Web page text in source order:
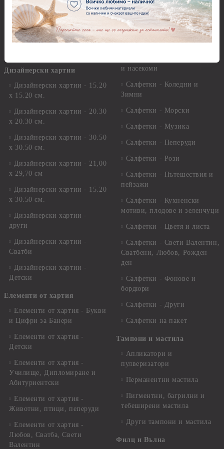
Лепила
Краклета и медиуми
Шаблони
Дизайнерски хартии
Дизайнерски хартии - 15.20
х 15.20 см.
Дизайнерски хартии - 20.30
х 20.30 см.
Дизайнерски хартии - 30.50
х 30.50 см.
Дизайнерски хартии - 21,00
х 29,70 см
Дизайнерски хартии - 15.20
x 30.50 см.
Дизайнерски хартии -
други
Дизайнерски хартии -
Сватби
Дизайнерски хартии -
Детски
Елементи от хартия
Елементи от хартия - Букви
и Цифри за Банери
Елементи от хартия -
Детски
Елементи от хартия -
Училище, Дипломиране и
Абитуриентски
Елементи от хартия -
Животни, птици, пеперуди
Елементи от хартия -
Любов, Сватба, Свети
Валентин
Салфетки
Салфетки - Великден
Салфетки - Детски
Салфетки - Животни, птици
и насекоми
Салфетки - Коледни и
Зимни
Салфетки - Морски
Салфетки - Музика
Салфетки - Пеперуди
Салфетки - Рози
Салфетки - Пътешествия и
пейзажи
Салфетки - Кухненски
мотиви, плодове и зеленчуци
Салфетки - Цветя и листа
Салфетки - Свети Валентин,
Сватбени, Любов, Рожден
ден
Салфетки - Фонове и
бордюри
Салфетки - Други
Салфетки на пакет
Тампони и мастила
Апликатори и
пулверизатори
Перманентни мастила
Пигментни, багрилни и
тебеширени мастила
Други тампони и мастила
Филц и Вълна